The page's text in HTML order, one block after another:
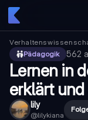
Pädagogik
562
Lernen in
erklärt
lily
@lilykiana